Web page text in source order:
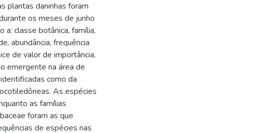
plantas daninhas foram
os meses de junho
classe botânica, família,
abundância, frequência
de valor de importância,
emergente na área de
como da
As espécies
as famílias
foram as que
de espécies nas